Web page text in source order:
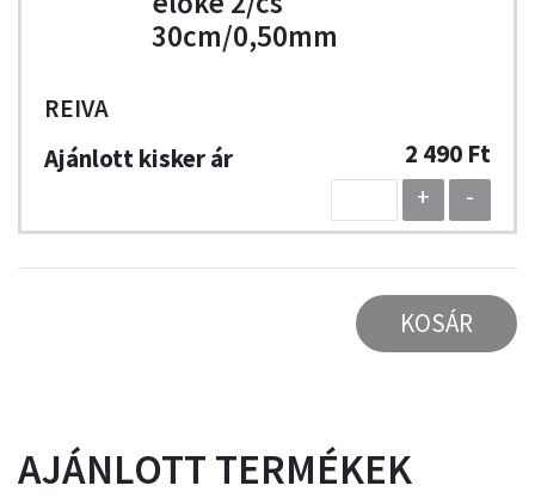
30cm/0,50mm
REIVA
2 490 Ft
+
-
KOSÁR
AJÁNLOTT TERMÉKEK